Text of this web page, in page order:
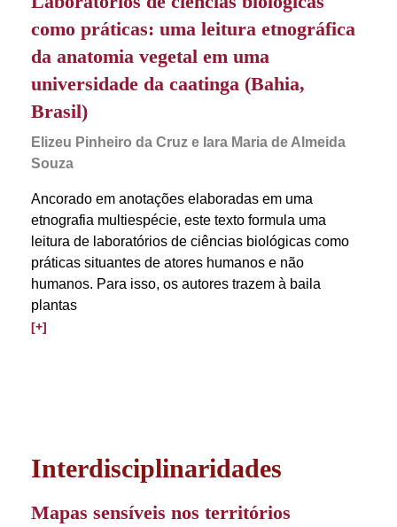
como práticas: uma leitura etnográfica
da anatomia vegetal em uma
universidade da caatinga (Bahia,
Brasil)
Elizeu Pinheiro da Cruz e Iara Maria de Almeida
Souza
Ancorado em anotações elaboradas em uma
etnografia multiespécie, este texto formula uma
leitura de laboratórios de ciências biológicas como
práticas situantes de atores humanos e não
humanos. Para isso, os autores trazem à baila
plantas
[+]
Interdisciplinaridades
Mapas sensíveis nos territórios